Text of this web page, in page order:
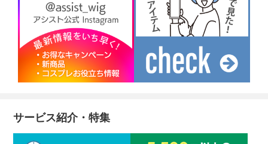
サービス紹介・特集